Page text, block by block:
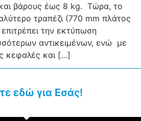
βάρους έως 8 kg. Τώρα, το
τραπέζι (770 mm πλάτος
την εκτύπωση
αντικειμένων, ενώ με
κεφαλές και […]
εδώ για Εσάς!